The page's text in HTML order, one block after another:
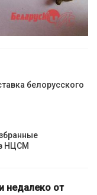
белорусского
НЦСМ
недалеко от